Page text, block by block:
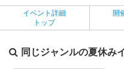
イベント詳細
トップ
開
同じジャンルの夏休み